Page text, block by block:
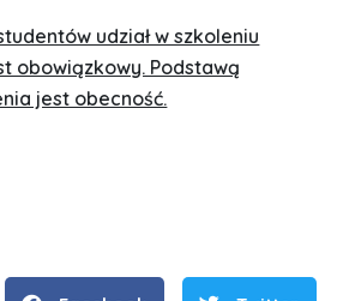
udział w szkoleniu
obowiązkowy. Podstawą
jest obecność.